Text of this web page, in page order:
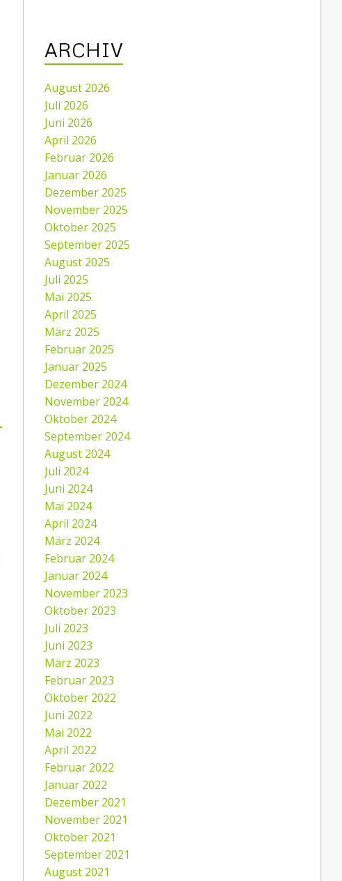
ARCHIV
August 2026
Juli 2026
Juni 2026
April 2026
Februar 2026
Januar 2026
Dezember 2025
November 2025
Oktober 2025
September 2025
August 2025
Juli 2025
Mai 2025
April 2025
März 2025
Februar 2025
Januar 2025
Dezember 2024
November 2024
Oktober 2024
September 2024
August 2024
Juli 2024
Juni 2024
Mai 2024
April 2024
März 2024
Februar 2024
Januar 2024
November 2023
Oktober 2023
Juli 2023
Juni 2023
März 2023
Februar 2023
Oktober 2022
Juni 2022
Mai 2022
April 2022
Februar 2022
Januar 2022
Dezember 2021
November 2021
Oktober 2021
September 2021
August 2021